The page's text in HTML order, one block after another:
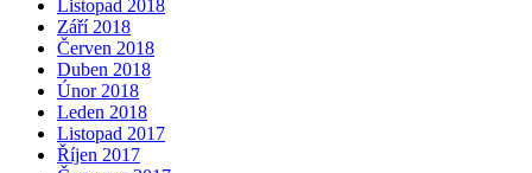
Listopad 2018
Září 2018
Červen 2018
Duben 2018
Únor 2018
Leden 2018
Listopad 2017
Říjen 2017